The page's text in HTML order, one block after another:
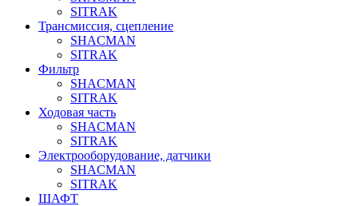
SITRAK
Трансмиссия, сцепление
SHACMAN
SITRAK
Фильтр
SHACMAN
SITRAK
Ходовая часть
SHACMAN
SITRAK
Электрооборудование, датчики
SHACMAN
SITRAK
ШАФТ